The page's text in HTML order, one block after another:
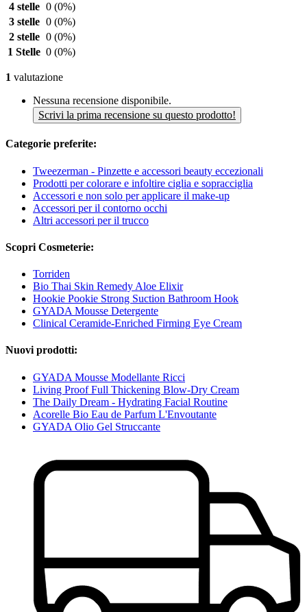
4 stelle 0 (0%)
3 stelle 0 (0%)
2 stelle 0 (0%)
1 Stelle 0 (0%)
1 valutazione
Nessuna recensione disponibile.
Scrivi la prima recensione su questo prodotto!
Categorie preferite:
Tweezerman - Pinzette e accessori beauty eccezionali
Prodotti per colorare e infoltire ciglia e sopracciglia
Accessori e non solo per applicare il make-up
Accessori per il contorno occhi
Altri accessori per il trucco
Scopri Cosmeterie:
Torriden
Bio Thai Skin Remedy Aloe Elixir
Hookie Pookie Strong Suction Bathroom Hook
GYADA Mousse Detergente
Clinical Ceramide-Enriched Firming Eye Cream
Nuovi prodotti:
GYADA Mousse Modellante Ricci
Living Proof Full Thickening Blow-Dry Cream
The Daily Dream - Hydrating Facial Routine
Acorelle Bio Eau de Parfum L'Envoutante
GYADA Olio Gel Struccante